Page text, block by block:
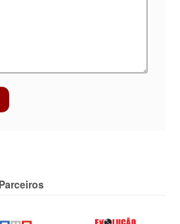
Parceiros